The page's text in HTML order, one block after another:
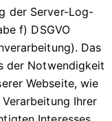
der Server-Log-
f) DSGVO
Das
der Notwendigkeit
Webseite, wie
Ihrer